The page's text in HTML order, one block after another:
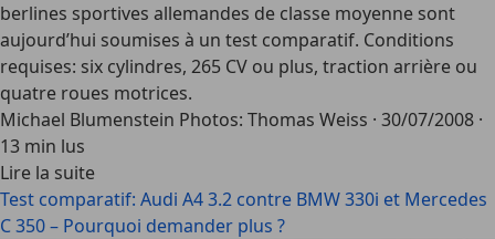
berlines sportives allemandes de classe moyenne sont
aujourd’hui soumises à un test comparatif. Conditions
requises: six cylindres, 265 CV ou plus, traction arrière ou
quatre roues motrices.
Michael Blumenstein Photos: Thomas Weiss · 30/07/2008 ·
13 min lus
Lire la suite
Test comparatif: Audi A4 3.2 contre BMW 330i et Mercedes
C 350 – Pourquoi demander plus ?